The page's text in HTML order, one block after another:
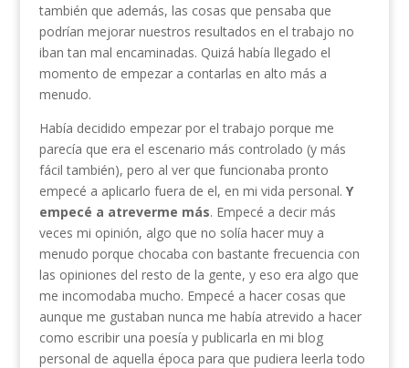
también que además, las cosas que pensaba que
podrían mejorar nuestros resultados en el trabajo no
iban tan mal encaminadas. Quizá había llegado el
momento de empezar a contarlas en alto más a
menudo.
Había decidido empezar por el trabajo porque me
parecía que era el escenario más controlado (y más
fácil también), pero al ver que funcionaba pronto
empecé a aplicarlo fuera de el, en mi vida personal. Y
empecé a atreverme más. Empecé a decir más
veces mi opinión, algo que no solía hacer muy a
menudo porque chocaba con bastante frecuencia con
las opiniones del resto de la gente, y eso era algo que
me incomodaba mucho. Empecé a hacer cosas que
aunque me gustaban nunca me había atrevido a hacer
como escribir una poesía y publicarla en mi blog
personal de aquella época para que pudiera leerla todo